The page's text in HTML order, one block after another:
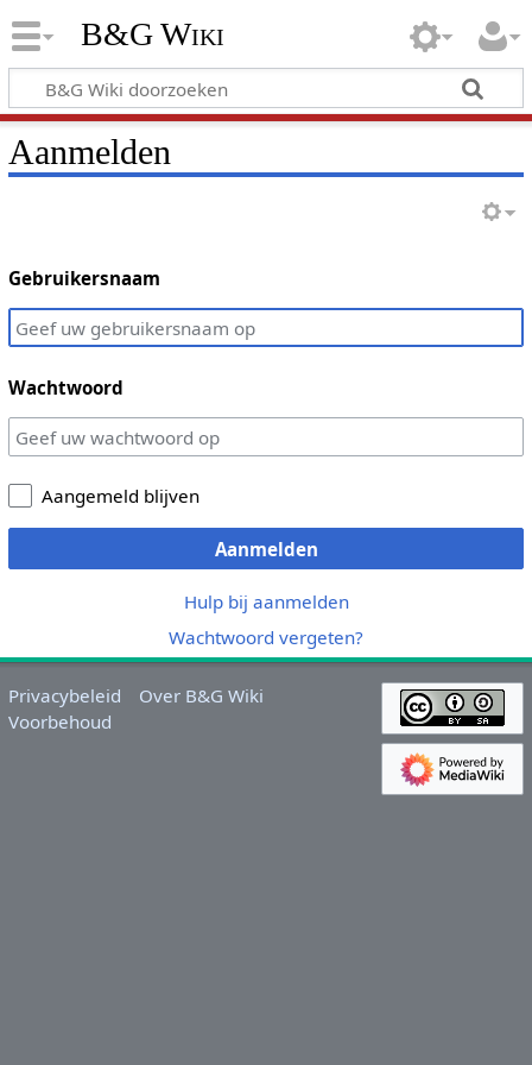
B&G Wiki
Aanmelden
Gebruikersnaam
Wachtwoord
Aangemeld blijven
Aanmelden
Hulp bij aanmelden
Wachtwoord vergeten?
Privacybeleid
Over B&G Wiki
Voorbehoud